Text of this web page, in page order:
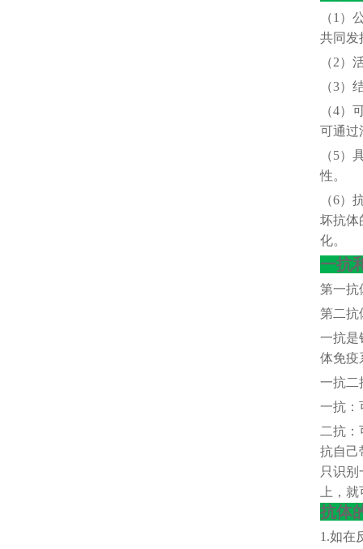
（1）
共同发
（2）
（3）
（4）
可通过
（5）
性。
（6）
坏抗体
化。
一抗
第一抗
第二抗
一抗是
体免疫
一抗二
一抗：
二抗
抗自己
只识
上，
抗体
1.如在